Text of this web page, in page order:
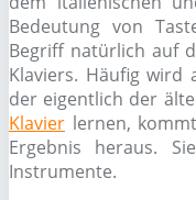
Bedeutung von
Begriff natürlich auf
Klaviers. Häufig wird
der eigentlich der
Klavier lernen,
Ergebnis heraus.
Instrumente.